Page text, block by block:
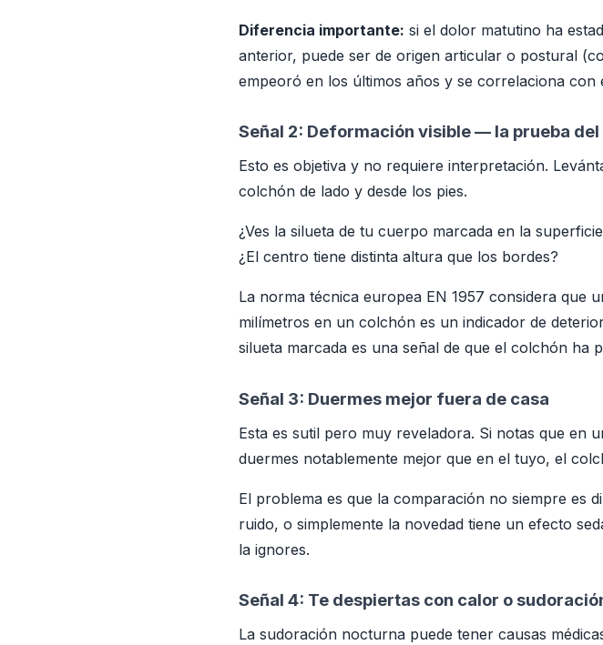
Diferencia importante: si el dolor matutino ha
anterior, puede ser de origen articular o postural
empeoró en los últimos años y se correlaciona
Señal 2: Deformación visible — la prueba del
Esto es objetiva y no requiere interpretación.
colchón de lado y desde los pies.
¿Ves la silueta de tu cuerpo marcada en la
¿El centro tiene distinta altura que los bordes?
La norma técnica europea EN 1957 considera que
milímetros en un colchón es un indicador de
silueta marcada es una señal de que el colchón ha
Señal 3: Duermes mejor fuera de casa
Esta es sutil pero muy reveladora. Si notas que en
duermes notablemente mejor que en el tuyo, el
El problema es que la comparación no siempre es
ruido, o simplemente la novedad tiene un efecto
la ignores.
Señal 4: Te despiertas con calor o
La sudoración nocturna puede tener causas